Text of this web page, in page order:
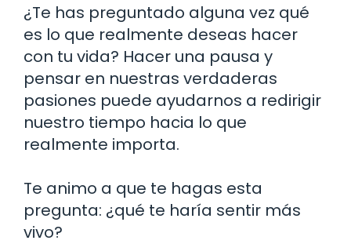
¿Te has preguntado alguna vez qué
es lo que realmente deseas hacer
con tu vida? Hacer una pausa y
pensar en nuestras verdaderas
pasiones puede ayudarnos a redirigir
nuestro tiempo hacia lo que
realmente importa.
Te animo a que te hagas esta
pregunta: ¿qué te haría sentir más
vivo?